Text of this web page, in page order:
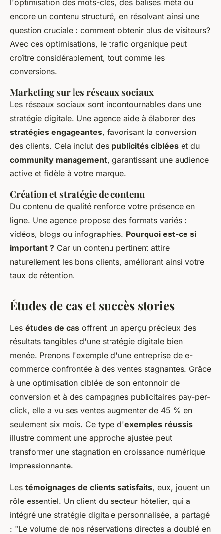
l'optimisation des mots-clés, des balises méta ou
encore un contenu structuré, en résolvant ainsi une
question cruciale : comment obtenir plus de visiteurs?
Avec ces optimisations, le trafic organique peut
croître considérablement, tout comme les
conversions.
Marketing sur les réseaux sociaux
Les réseaux sociaux sont incontournables dans une
stratégie digitale. Une agence aide à élaborer des
stratégies engageantes, favorisant la conversion
des clients. Cela inclut des publicités ciblées et du
community management, garantissant une audience
active et fidèle à votre marque.
Création et stratégie de contenu
Du contenu de qualité renforce votre présence en
ligne. Une agence propose des formats variés :
vidéos, blogs ou infographies. Pourquoi est-ce si
important ? Car un contenu pertinent attire
naturellement les bons clients, améliorant ainsi votre
taux de rétention.
Études de cas et succès stories
Les études de cas offrent un aperçu précieux des
résultats tangibles d'une stratégie digitale bien
menée. Prenons l'exemple d'une entreprise de e-
commerce confrontée à des ventes stagnantes. Grâce
à une optimisation ciblée de son entonnoir de
conversion et à des campagnes publicitaires pay-per-
click, elle a vu ses ventes augmenter de 45 % en
seulement six mois. Ce type d'exemples réussis
illustre comment une approche ajustée peut
transformer une stagnation en croissance numérique
impressionnante.
Les témoignages de clients satisfaits, eux, jouent un
rôle essentiel. Un client du secteur hôtelier, qui a
intégré une stratégie digitale personnalisée, a partagé
: "Le volume de nos réservations directes a doublé en